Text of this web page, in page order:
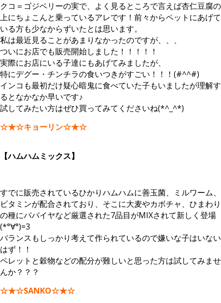
クコ＝ゴジベリーの実で、よく見るところで言えば杏仁豆腐の
上にちょこんと乗っているアレです！前々からペットにあげて
いる方も少なからずいたとは思います。
私は最近見ることがあまりなかったのですが、、、
ついにお店でも販売開始しました！！！！！
実際にお店にいる子達にもあげてみましたが、
特にデグー・チンチラの食いつきがすごい！！！(#^^#)
インコも最初だけ疑心暗鬼に食べていた子もいましたが理解す
るとなかなか早いです♪
試してみたい方はぜひ買ってみてくださいね(*^_^*)
☆★☆キョーリン☆★☆
【ハムハムミックス】
すでに販売されているひかりハムハムに善玉菌、ミルワーム、
ビタミンが配合されており、そこに大麦やカボチャ、ひまわり
の種にパパイヤなど厳選された7品目がMIXされて新しく登場
(*°∀°)=3
バランスもしっかり考えて作られているので嫌いな子はいない
はず！！
ペレットと穀物などの配分が難しいと思った方は試してみませ
んか？？？
☆★☆SANKO☆★☆